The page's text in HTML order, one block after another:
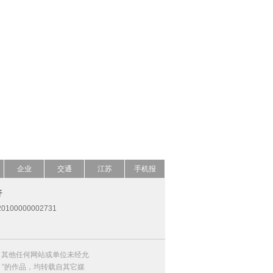
企业 交通 江苏 手机报
他任何网站或单位未经允
的作品，均转载自其它媒